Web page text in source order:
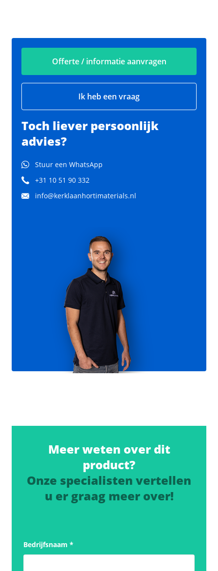
Offerte / informatie aanvragen
Ik heb een vraag
Toch liever persoonlijk
advies?
Stuur een WhatsApp
+31 10 51 90 332
info@kerklaanhortimaterials.nl
Meer weten over dit
product?
Onze specialisten vertellen
u er graag meer over!
Bedrijfsnaam *